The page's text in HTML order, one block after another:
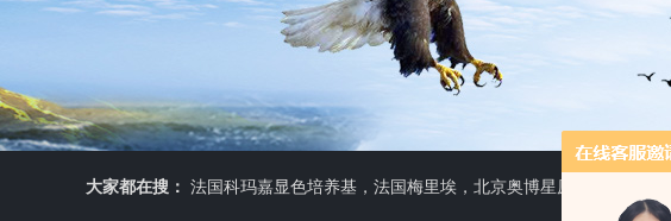
大家都在搜： 法国科玛嘉显色培养基，法国梅里埃，北京奥博星原料培养基，英国OXOID，意大利利飞驰E-TEXT药敏纸条，COPAN运送培养基，即用性平板（血琼脂平板